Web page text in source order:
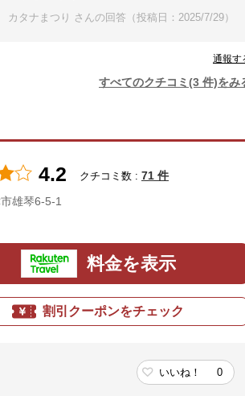
カタナまつり さんの回答（投稿日：2025/7/29）
通報す
すべてのクチコミ(3 件)をみ
4.2 クチコミ数 : 71 件
雄琴6-5-1
料金を表示
割引クーポンをチェック
いいね！ 0